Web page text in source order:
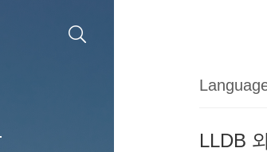
LLDB